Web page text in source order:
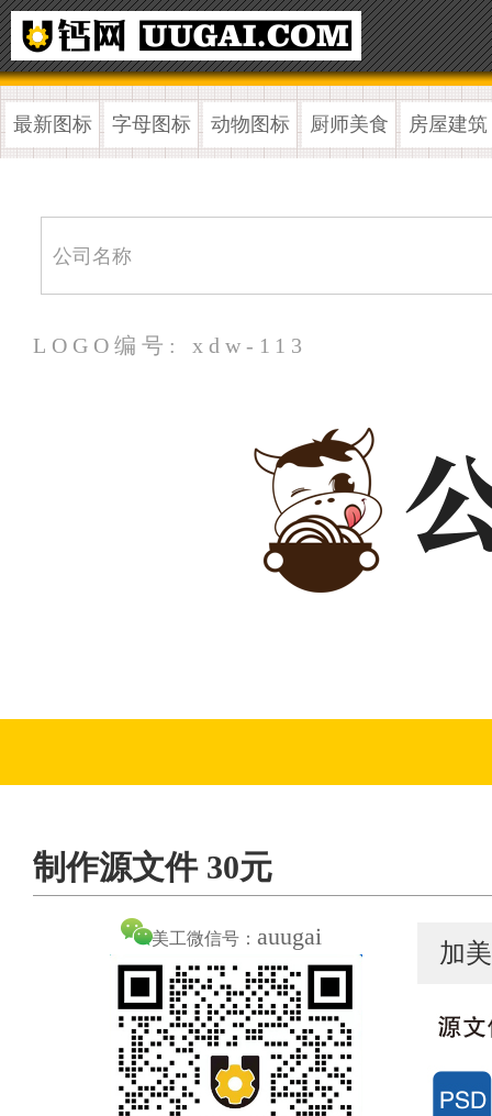
最新图标 字母图标 动物图标 厨师美食 房屋建筑
LOGO编号: xdw-113
制作源文件 30元
美工微信号： auugai
加